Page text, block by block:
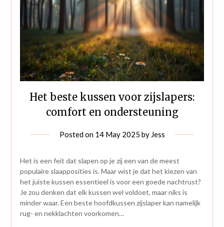
Het beste kussen voor zijslapers:
comfort en ondersteuning
Posted on 14 May 2025 by Jess
Het is een feit dat slapen op je zij een van de meest
populaire slaapposities is. Maar wist je dat het kiezen van
het juiste kussen essentieel is voor een goede nachtrust?
Je zou denken dat elk kussen wel voldoet, maar niks is
minder waar. Een beste hoofdkussen zijslaper kan namelijk
rug- en nekklachten voorkomen…